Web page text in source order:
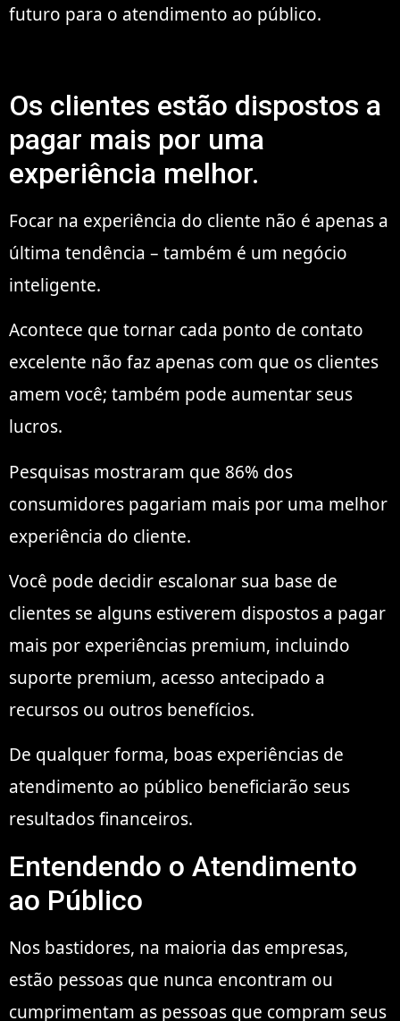
futuro para o atendimento ao público.
Os clientes estão dispostos a
pagar mais por uma
experiência melhor.
Focar na experiência do cliente não é apenas a
última tendência – também é um negócio
inteligente.
Acontece que tornar cada ponto de contato
excelente não faz apenas com que os clientes
amem você; também pode aumentar seus
lucros.
Pesquisas mostraram que 86% dos
consumidores pagariam mais por uma melhor
experiência do cliente.
Você pode decidir escalonar sua base de
clientes se alguns estiverem dispostos a pagar
mais por experiências premium, incluindo
suporte premium, acesso antecipado a
recursos ou outros benefícios.
De qualquer forma, boas experiências de
atendimento ao público beneficiarão seus
resultados financeiros.
Entendendo o Atendimento
ao Público
Nos bastidores, na maioria das empresas,
estão pessoas que nunca encontram ou
cumprimentam as pessoas que compram seus